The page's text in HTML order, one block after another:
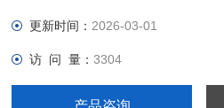
更新时间： 2026-03-01
访 问 量：3304